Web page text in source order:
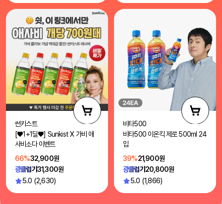
썬키스트
[♥1+1딜♥] Sunkist X 가비 애
사비소다 이벤트
66%32,900원
광클럽가31,300원
5.0 (2,630)
비타500
비타500 이온킥 제로 500ml 24
입
39%21,900원
광클럽가20,800원
5.0 (1,866)